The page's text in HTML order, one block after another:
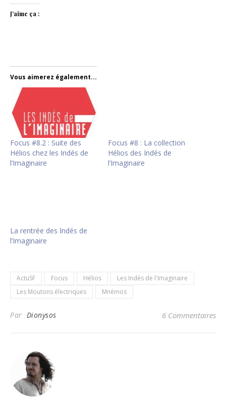
J’aime ça :
Vous aimerez également...
Focus #8.2 : Suite des
Hélios chez les Indés de
l’Imaginaire
Focus #8 : La collection
Hélios des Indés de
l’Imaginaire
La rentrée des Indés de
l’Imaginaire
ActuSF Focus Hélios
Les Indés de l'Imaginaire
Les Moutons électriques
Mnémos
Par Dionysos 6 Commentaires